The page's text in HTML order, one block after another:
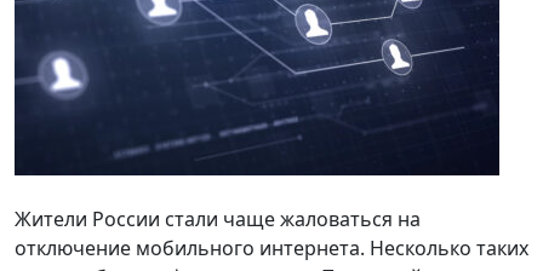
Жители России стали чаще жаловаться на
отключение мобильного интернета. Несколько таких